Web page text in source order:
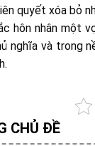
quyết xóa bỏ
hôn nhân một
nghĩa và trong
CHỦ ĐỀ